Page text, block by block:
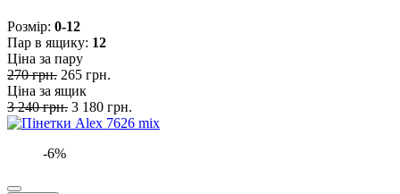
Розмiр: 0-12
Пар в ящику: 12
Ціна за пару
270 грн. 265 грн.
Ціна за ящик
3 240 грн. 3 180 грн.
-6%